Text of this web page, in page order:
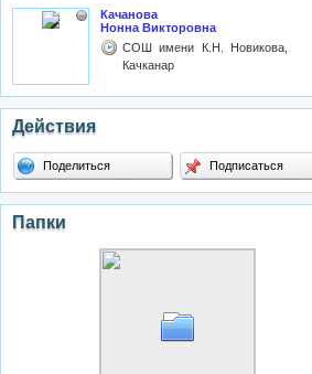
Качанова
Нонна Викторовна
СОШ имени К.Н. Новикова,
Качканар
Действия
Поделиться Подписаться
Папки